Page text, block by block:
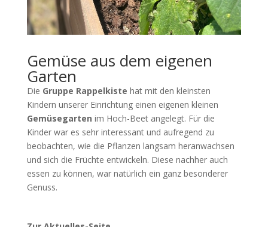
Gemüse aus dem eigenen
Garten
Die Gruppe Rappelkiste hat mit den kleinsten
Kindern unserer Einrichtung einen eigenen kleinen
Gemüsegarten im Hoch-Beet angelegt. Für die
Kinder war es sehr interessant und aufregend zu
beobachten, wie die Pflanzen langsam heranwachsen
und sich die Früchte entwickeln. Diese nachher auch
essen zu können, war natürlich ein ganz besonderer
Genuss.